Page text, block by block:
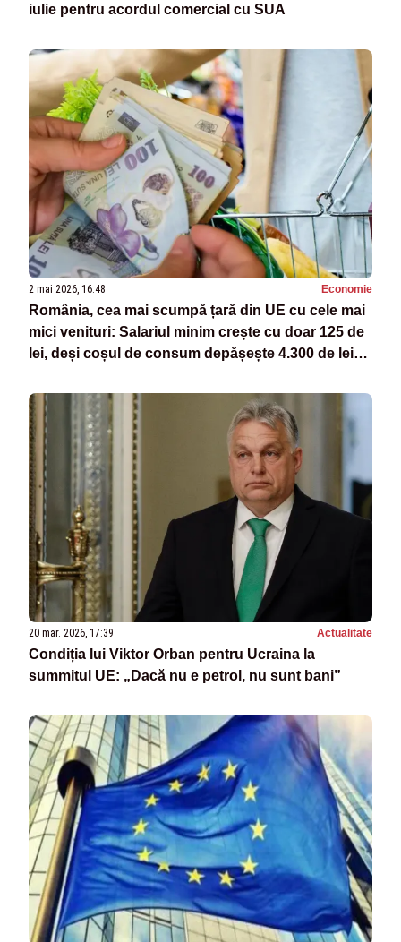
iulie pentru acordul comercial cu SUA
2 mai 2026, 16:48 Economie
România, cea mai scumpă țară din UE cu cele mai
mici venituri: Salariul minim crește cu doar 125 de
lei, deși coșul de consum depășește 4.300 de lei
20 mar. 2026, 17:39 Actualitate
Condiția lui Viktor Orban pentru Ucraina la
summitul UE: „Dacă nu e petrol, nu sunt bani”